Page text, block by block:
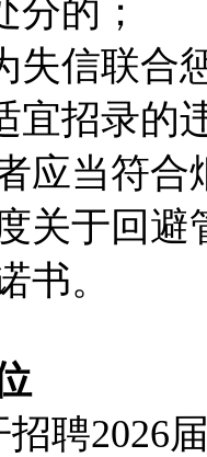
分的；
失信联合
宜招录的
应当符
关于回避
书。
聘2026届